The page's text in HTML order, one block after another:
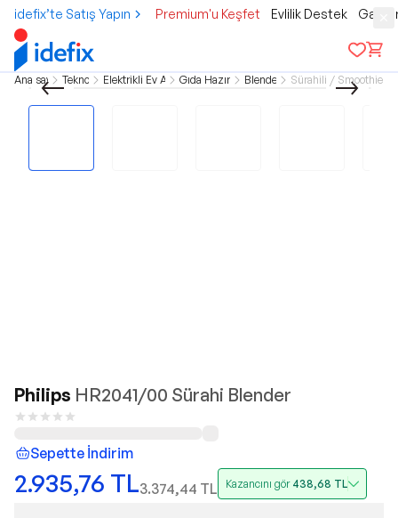
idefix’te Satış Yapın Premium'u Keşfet Evlilik Destek
Ana sayfa Teknoloji Elektrikli Ev AletleriGıda HazırlamaBlenderlarSürahili / Smoothie
Philips HR2041/00 Sürahi Blender
Sepette İndirim
2.935,76 TL3.374,44 TL Kazancını gör 438,68 TL